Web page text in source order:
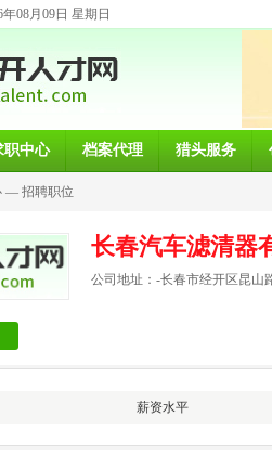
08月09日 星期日
职中心 档案代理 猎头服务
— 招聘职位
长春汽车滤清器
公司地址：-长春市经开区昆山
薪资水平